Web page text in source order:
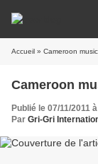
Accueil » Cameroon
Cameroon
Publié le 07/11/2011
Par Gri-Gri